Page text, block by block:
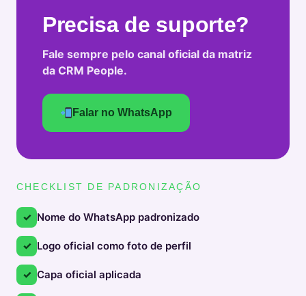
Precisa de suporte?
Fale sempre pelo canal oficial da matriz
da CRM People.
Falar no WhatsApp
CHECKLIST DE PADRONIZAÇÃO
✓ Nome do WhatsApp padronizado
✓ Logo oficial como foto de perfil
✓ Capa oficial aplicada